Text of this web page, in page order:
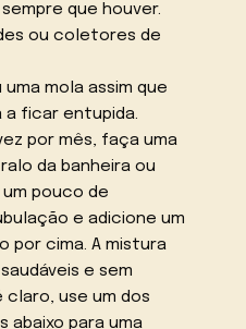
que houver.
ou coletores de
mola assim que
a ficar entupida.
por mês, faça uma
da banheira ou
pouco de
e adicione um
por cima. A mistura
e sem
use um dos
abaixo para uma